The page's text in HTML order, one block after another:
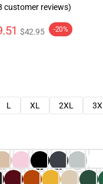
customer reviews)
$42.95 -20%
L XL 2XL